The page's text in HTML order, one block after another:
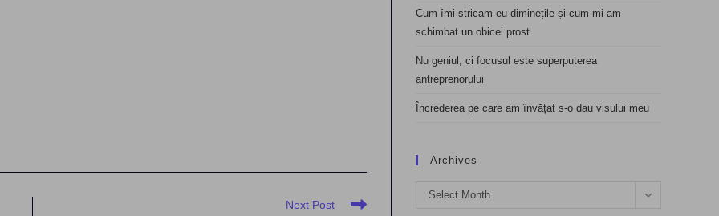
Next Post
Cum îmi stricam eu diminețile și cum mi-am
schimbat un obicei prost
Nu geniul, ci focusul este superputerea
antreprenorului
Încrederea pe care am învățat s-o dau visului meu
Archives
Archives
Select Month